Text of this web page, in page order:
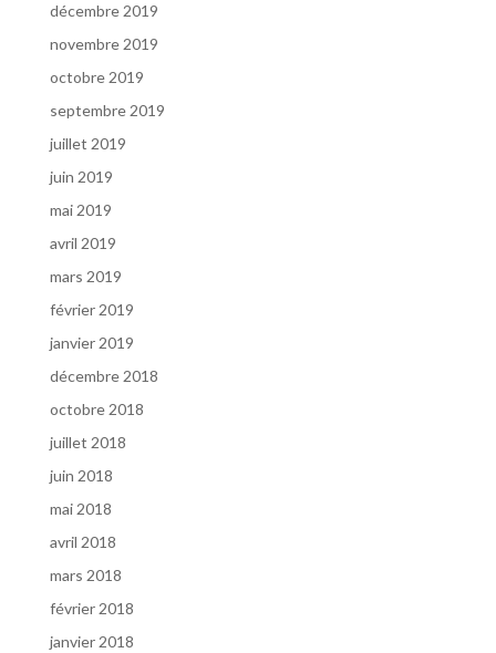
décembre 2019
novembre 2019
octobre 2019
septembre 2019
juillet 2019
juin 2019
mai 2019
avril 2019
mars 2019
février 2019
janvier 2019
décembre 2018
octobre 2018
juillet 2018
juin 2018
mai 2018
avril 2018
mars 2018
février 2018
janvier 2018